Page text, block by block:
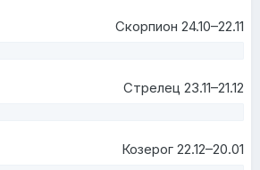
Скорпион 24.10–22.11
Стрелец 23.11–21.12
Козерог 22.12–20.01